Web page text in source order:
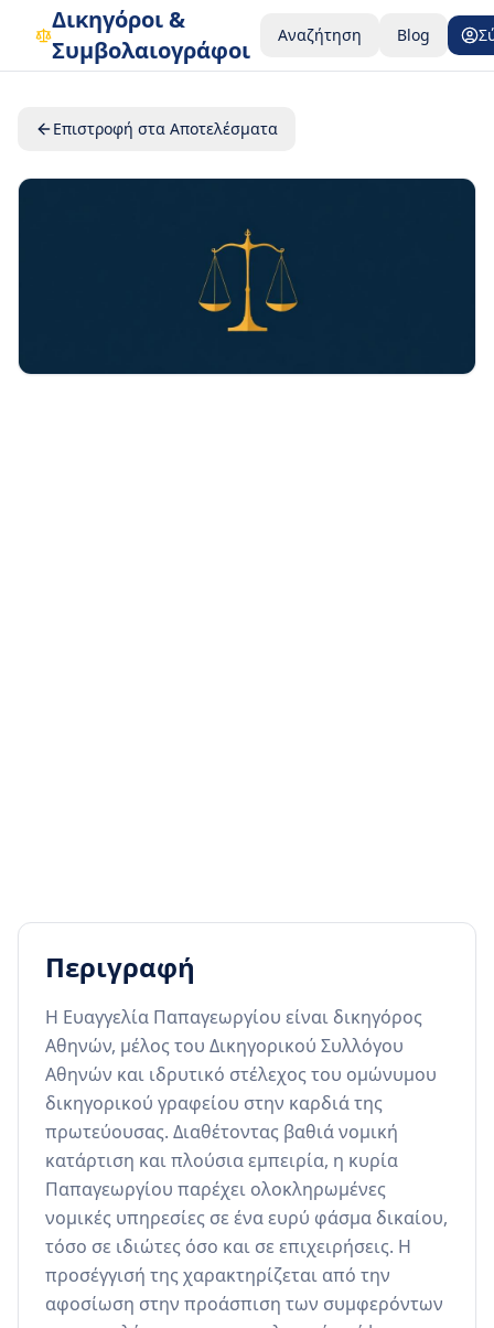
Δικηγόροι &
Συμβολαιογράφοι
Αναζήτηση Blog
Επιστροφή στα Αποτελέσματα
Περιγραφή
Η Ευαγγελία Παπαγεωργίου είναι δικηγόρος
Αθηνών, μέλος του Δικηγορικού Συλλόγου
Αθηνών και ιδρυτικό στέλεχος του ομώνυμου
δικηγορικού γραφείου στην καρδιά της
πρωτεύουσας. Διαθέτοντας βαθιά νομική
κατάρτιση και πλούσια εμπειρία, η κυρία
Παπαγεωργίου παρέχει ολοκληρωμένες
νομικές υπηρεσίες σε ένα ευρύ φάσμα δικαίου,
τόσο σε ιδιώτες όσο και σε επιχειρήσεις. Η
προσέγγισή της χαρακτηρίζεται από την
αφοσίωση στην προάσπιση των συμφερόντων